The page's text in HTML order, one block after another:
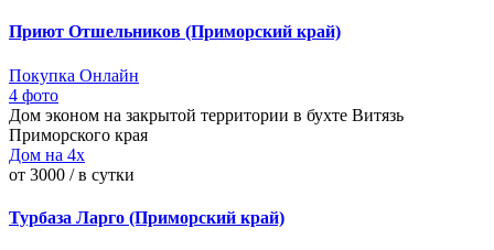
Приют Отшельников (Приморский край)
Покупка Онлайн
4 фото
Дом эконом на закрытой территории в бухте Витязь
Приморского края
Дом на 4х
от 3000 / в сутки
Турбаза Ларго (Приморский край)